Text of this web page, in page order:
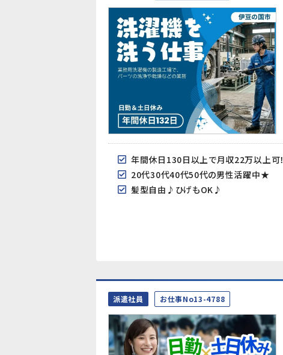
年間休日130日以上で月収22万以上可！
20代30代40代50代の男性活躍中★
髪型自由♪ひげもOK♪
派遣社員 お仕事No13-4788